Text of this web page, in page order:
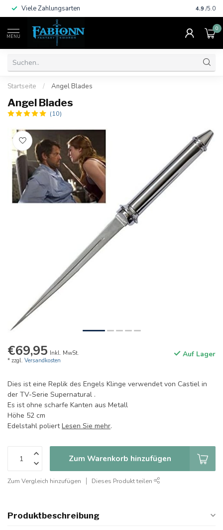
Viele Zahlungsarten 4.9 /5.0
MENU
0
Startseite / Angel Blades
Angel Blades
(10)
€69,95 Inkl. MwSt.
* zzgl. Versandkosten
Auf Lager
Dies ist eine Replik des Engels Klinge verwendet von Castiel in
der TV-Serie Supernatural .
Es ist ohne scharfe Kanten aus Metall
Höhe 52 cm
Edelstahl poliertLesen Sie mehr.
Zum Warenkorb hinzufügen
Zum Vergleich hinzufügen Dieses Produkt teilen
Produktbeschreibung